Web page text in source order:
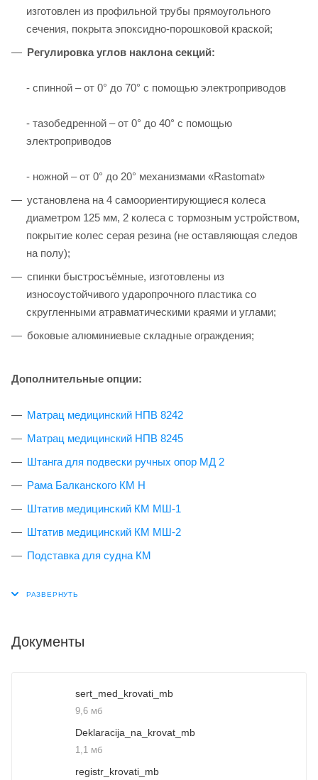
изготовлен из профильной трубы прямоугольного
сечения, покрыта эпоксидно-порошковой краской;
Регулировка углов наклона секций:
- спинной – от 0° до 70° с помощью электроприводов
- тазобедренной – от 0° до 40° с помощью
электроприводов
- ножной – от 0° до 20° механизмами «Rastomat»
установлена на 4 самоориентирующиеся колеса
диаметром 125 мм, 2 колеса с тормозным устройством,
покрытие колес серая резина (не оставляющая следов
на полу);
спинки быстросъёмные, изготовлены из
износоустойчивого ударопрочного пластика со
скругленными атравматическими краями и углами;
боковые алюминиевые складные ограждения;
Дополнительные опции:
Матрац медицинский НПВ 8242
Матрац медицинский НПВ 8245
Штанга для подвески ручных опор МД 2
Рама Балканского КМ H
Штатив медицинский КМ МШ-1
Штатив медицинский КМ МШ-2
Подставка для судна КМ
Документы
sert_med_krovati_mb
9,6 мб
Deklaracija_na_krovat_mb
1,1 мб
registr_krovati_mb